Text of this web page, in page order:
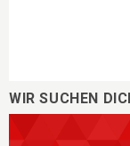
WIR SUCHEN